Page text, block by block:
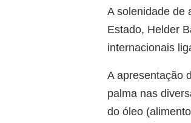
A solenidade de
Estado, Helder
internacionais
A apresentação
palma nas
do óleo